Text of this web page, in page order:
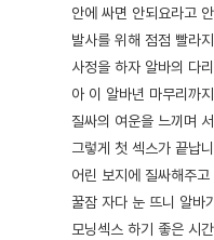
안에 싸면 안되요라고
발사를 위해 점점 빨라
사정을 하자 알바의 다
아 이 알바년 마무리까
질싸의 여운을 느끼며
그렇게 첫 섹스가 끝납
어린 보지에 질싸해주
꿀잠 자다 눈 뜨니 알바
모닝섹스 하기 좋은 시